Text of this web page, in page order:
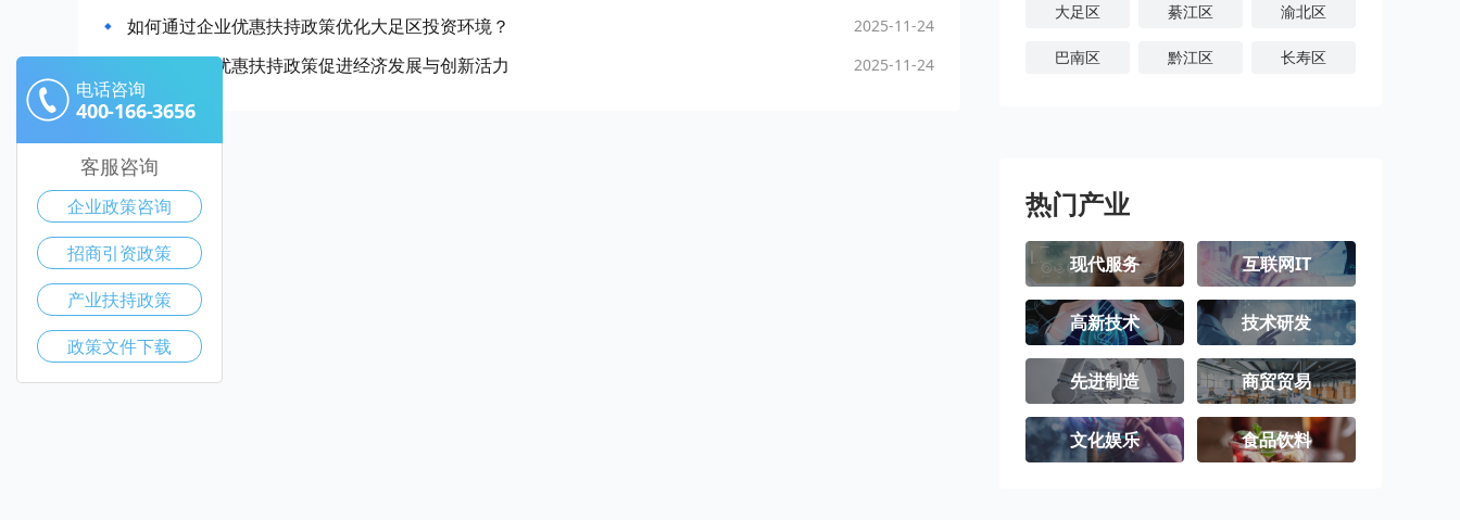
如何通过企业优惠扶持政策优化大足区投资环境？ 2025-11-24
大足区企业优惠扶持政策促进经济发展与创新活力 2025-11-24
大足区 綦江区 渝北区
巴南区 黔江区 长寿区
丰都县
忠县 开州区 云阳县
奉节县 巫山县 巫溪县
石柱土家族自
治县
秀山土家族苗
族自治县
酉阳土家族苗
族自治县
彭水苗族土家
族自治县
江津区 合川区
永川区 南川区
热门产业
现代服务 互联网IT
高新技术 技术研发
先进制造 商贸贸易
文化娱乐 食品饮料
电话咨询
400-166-3656
客服咨询
企业政策咨询
招商引资政策
产业扶持政策
政策文件下载